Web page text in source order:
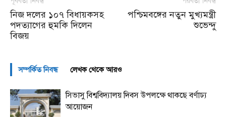
নিজ দলের ১০৭ বিধায়কসহ
পদত্যাগের হুমকি দিলেন
বিজয়
পশ্চিমবঙ্গের নতুন মুখ্যমন্ত্রী
শুভেন্দু
সম্পর্কিত নিবন্ধ লেখক থেকে আরও
সিভাসু বিশ্ববিদ্যালয় দিবস উপলক্ষে থাকছে বর্ণাঢ্য
আয়োজন